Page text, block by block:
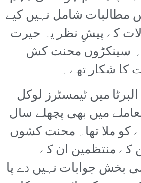
مطالبات شامل نہیں کیے
کے پیشِ نظر یہ حیرت
سینکڑوں محنت کش
شکار تھے۔
میں ٹیمسٹرز لوکل
معاملے میں بھی پچھلے سال
کو ملا تھا۔ محنت کشوں
کے منتظمین ان کے
بخش جوابات نہیں دے پا